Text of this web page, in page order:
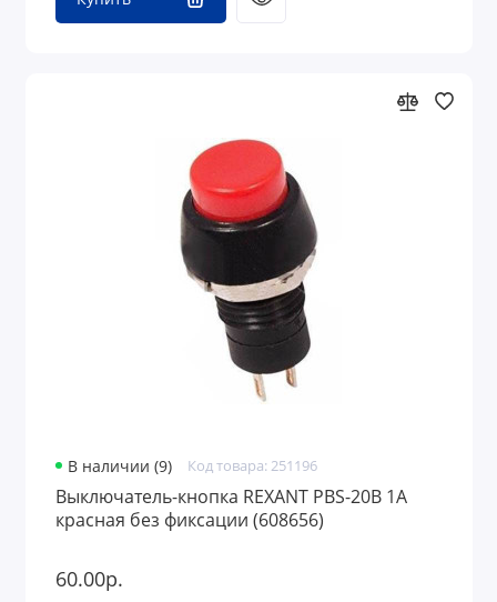
В наличии (9) Код товара: 251196
Выключатель-кнопка REXANT PBS-20В 1A
красная без фиксации (608656)
60.00р.